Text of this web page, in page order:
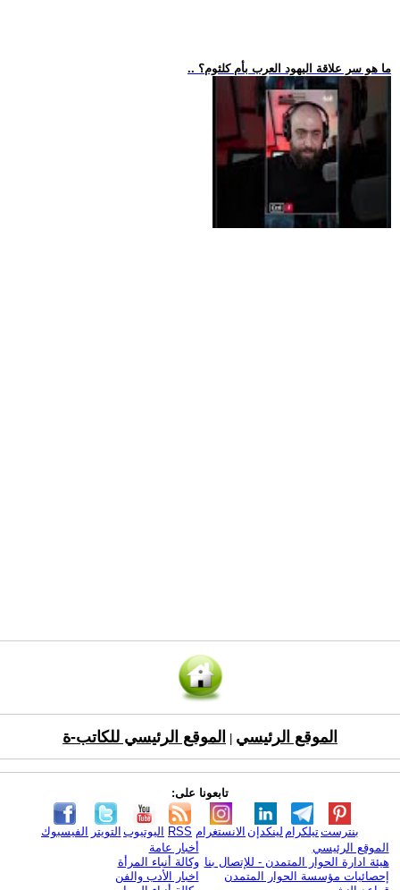
.. ما هو سر علاقة اليهود العرب بأم كلثوم؟
الموقع الرئيسي الموقع الرئيسي للكاتب-ة
تابعونا على:
الفيسبوك التويتر اليوتيوب RSS الانستغرام لينكدإن تيلكرامبنترست
الموقع الرئيسي
هيئة ادارة الحوار المتمدن - للإتصال بنا
إحصائيات مؤسسة الحوار المتمدن
أخبار عامة
وكالة أنباء المرأة
اخبار الأدب والفن